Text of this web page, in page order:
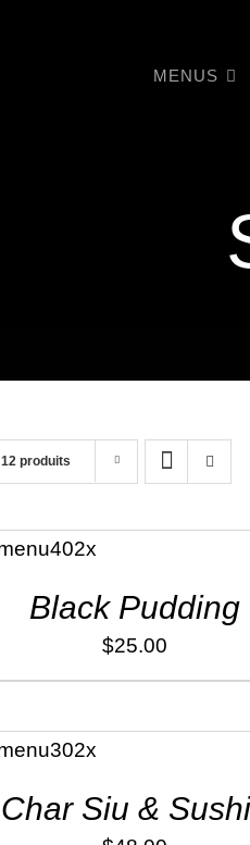
MENUS
12 produits
ADD TO
CART
/
Black Pudding
$25.00
ADD TO
CART
/
Char Siu &